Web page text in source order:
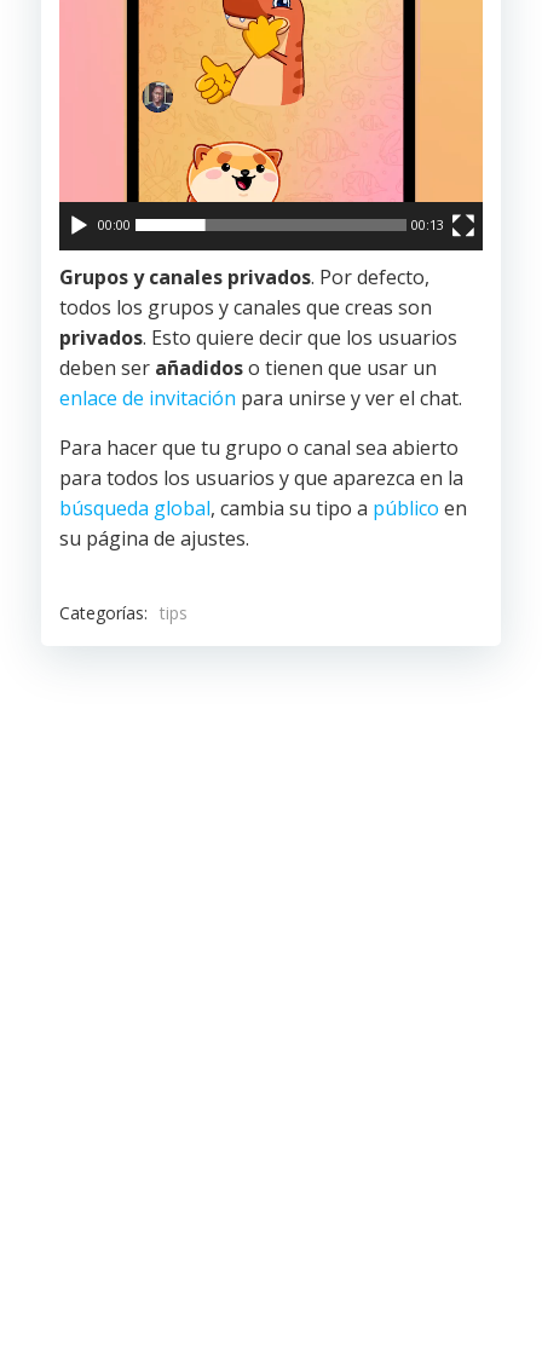
00:00 00:13
Grupos y canales privados. Por defecto,
todos los grupos y canales que creas son
privados. Esto quiere decir que los usuarios
deben ser añadidoso tienen que usar un
enlace de invitación para unirse y ver el chat.
Para hacer que tu grupo o canal sea abierto
para todos los usuarios y que aparezca en la
búsqueda global, cambia su tipo a público en
su página de ajustes.
Categorías: tips